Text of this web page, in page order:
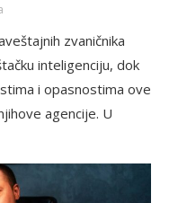
zvaničnika
inteligenciju, dok
i opasnostima ove
agencije. U